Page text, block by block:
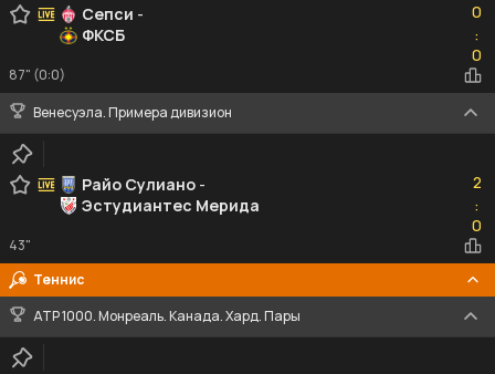
Сепси -
ФКСБ
0
:0
0
87" (0:0)
Венесуэла. Примера дивизион
Райо Сулиано -
Эстудиантес Мерида
2
:0
0
43"
Теннис
ATP 1000. Монреаль. Канада. Хард. Пары